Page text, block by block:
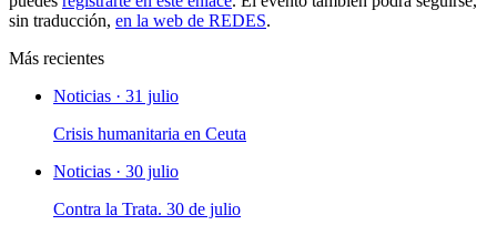
sin traducción, en la web de REDES.
Más recientes
Noticias · 31 julio
Crisis humanitaria en Ceuta
Noticias · 30 julio
Contra la Trata. 30 de julio